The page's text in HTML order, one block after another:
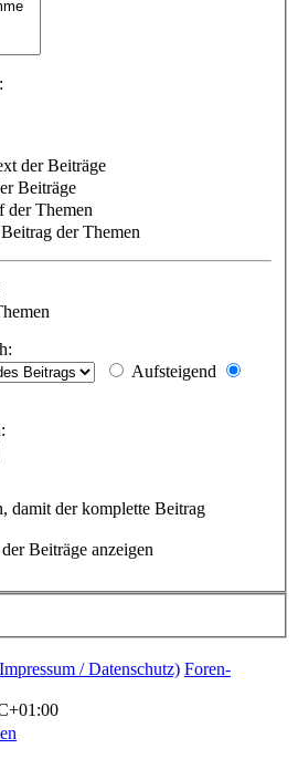
der Beiträge
Beiträge
der Themen
der Themen
Aufsteigend
damit der komplette Beitrag
Beiträge anzeigen
/ Datenschutz) Foren-